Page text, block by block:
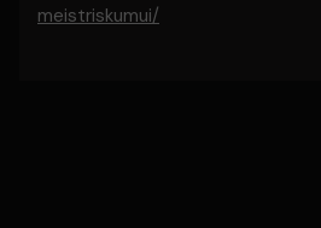
meistriskumui/